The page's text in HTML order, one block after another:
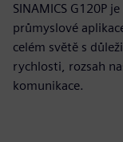
SINAMICS G120P
průmyslové
celém světě s
rychlosti, rozsah
komunikace.